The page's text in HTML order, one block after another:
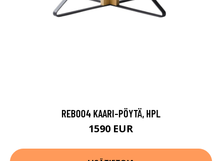
REB004 KAARI-PÖYTÄ, HPL
1590 EUR